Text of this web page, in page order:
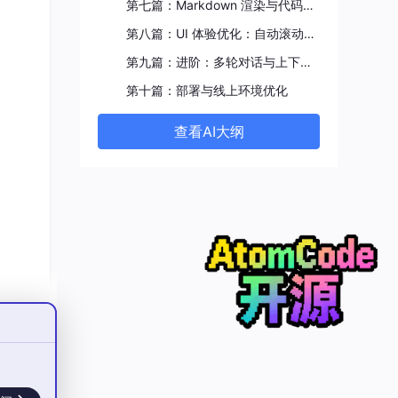
第七篇：Markdown 渲染与代码高亮
第八篇：UI 体验优化：自动滚动与加载态
第九篇：进阶：多轮对话与上下文管理
第十篇：部署与线上环境优化
查看AI大纲